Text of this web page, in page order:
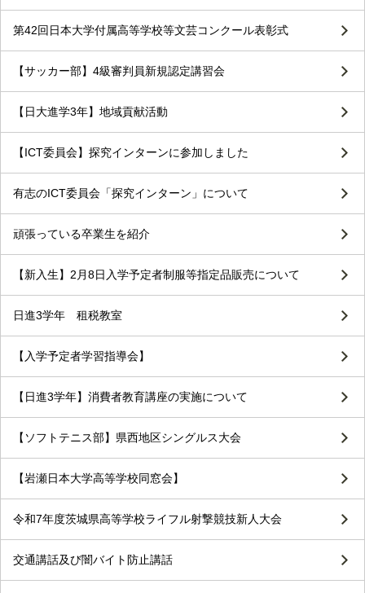
第42回日本大学付属高等学校等文芸コンクール表彰式
【サッカー部】4級審判員新規認定講習会
【日大進学3年】地域貢献活動
【ICT委員会】探究インターンに参加しました
有志のICT委員会「探究インターン」について
頑張っている卒業生を紹介
【新入生】2月8日入学予定者制服等指定品販売について
日進3学年 租税教室
【入学予定者学習指導会】
【日進3学年】消費者教育講座の実施について
【ソフトテニス部】県西地区シングルス大会
【岩瀬日本大学高等学校同窓会】
令和7年度茨城県高等学校ライフル射撃競技新人大会
交通講話及び闇バイト防止講話